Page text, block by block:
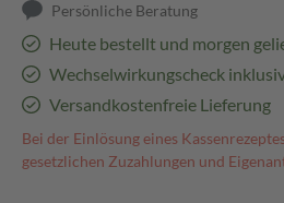
Persönliche Beratung
Heute bestellt und morgen
Wechselwirkungscheck
Versandkostenfreie Lieferung
Bei der Einlösung eines
gesetzlichen Zuzahlungen und